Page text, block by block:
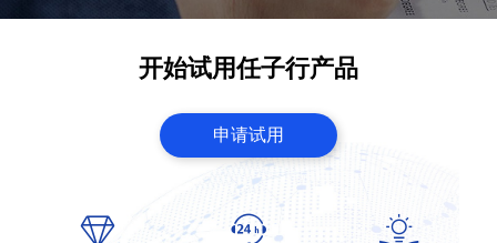
开始试用任子行产品
申请试用